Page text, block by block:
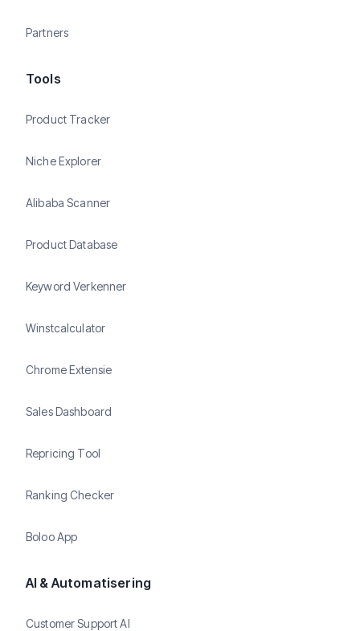
Partners
Tools
Product Tracker
Niche Explorer
Alibaba Scanner
Product Database
Keyword Verkenner
Winstcalculator
Chrome Extensie
Sales Dashboard
Repricing Tool
Ranking Checker
Boloo App
AI & Automatisering
Customer Support AI